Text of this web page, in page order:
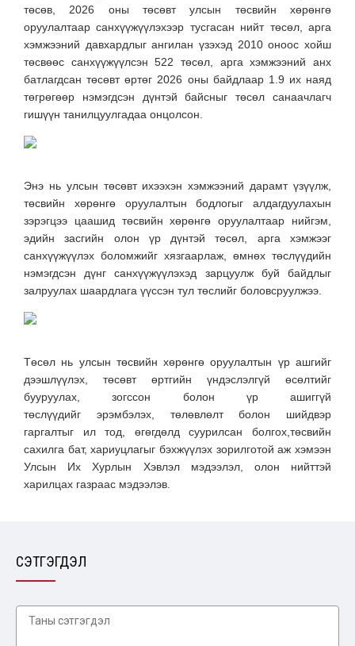
төсөв, 2026 оны төсөвт улсын төсвийн хөрөнгө
оруулалтаар санхүүжүүлэхээр тусгасан нийт төсөл, арга
хэмжээний давхардлыг ангилан үзэхэд 2010 оноос хойш
төсвөөс санхүүжүүлсэн 522 төсөл, арга хэмжээний анх
батлагдсан төсөвт өртөг 2026 оны байдлаар 1.9 их наяд
төгрөгөөр нэмэгдсэн дүнтэй байсныг төсөл санаачлагч
гишүүн танилцуулгадаа онцолсон.
Энэ нь улсын төсөвт ихээхэн хэмжээний дарамт үзүүлж,
төсвийн хөрөнгө оруулалтын бодлогыг алдагдуулахын
зэрэгцээ цаашид төсвийн хөрөнгө оруулалтаар нийгэм,
эдийн засгийн олон үр дүнтэй төсөл, арга хэмжээг
санхүүжүүлэх боломжийг хязгаарлаж, өмнөх төслүүдийн
нэмэгдсэн дүнг санхүүжүүлэхэд зарцуулж буй байдлыг
залруулах шаардлага үүссэн тул төслийг боловсруулжээ.
Төсөл нь улсын төсвийн хөрөнгө оруулалтын үр ашгийг
дээшлүүлэх, төсөвт өртгийн үндэслэлгүй өсөлтийг
бууруулах, зогссон болон үр ашиггүй
төслүүдийг эрэмбэлэх, төлөвлөлт болон шийдвэр
гаргалтыг ил тод, өгөгдөлд суурилсан болгох,төсвийн
сахилга бат, хариуцлагыг бэхжүүлэх зорилготой аж хэмээн
Улсын Их Хурлын Хэвлэл мэдээлэл, олон нийттэй
харилцах газраас мэдээлэв.
СЭТГЭГДЭЛ